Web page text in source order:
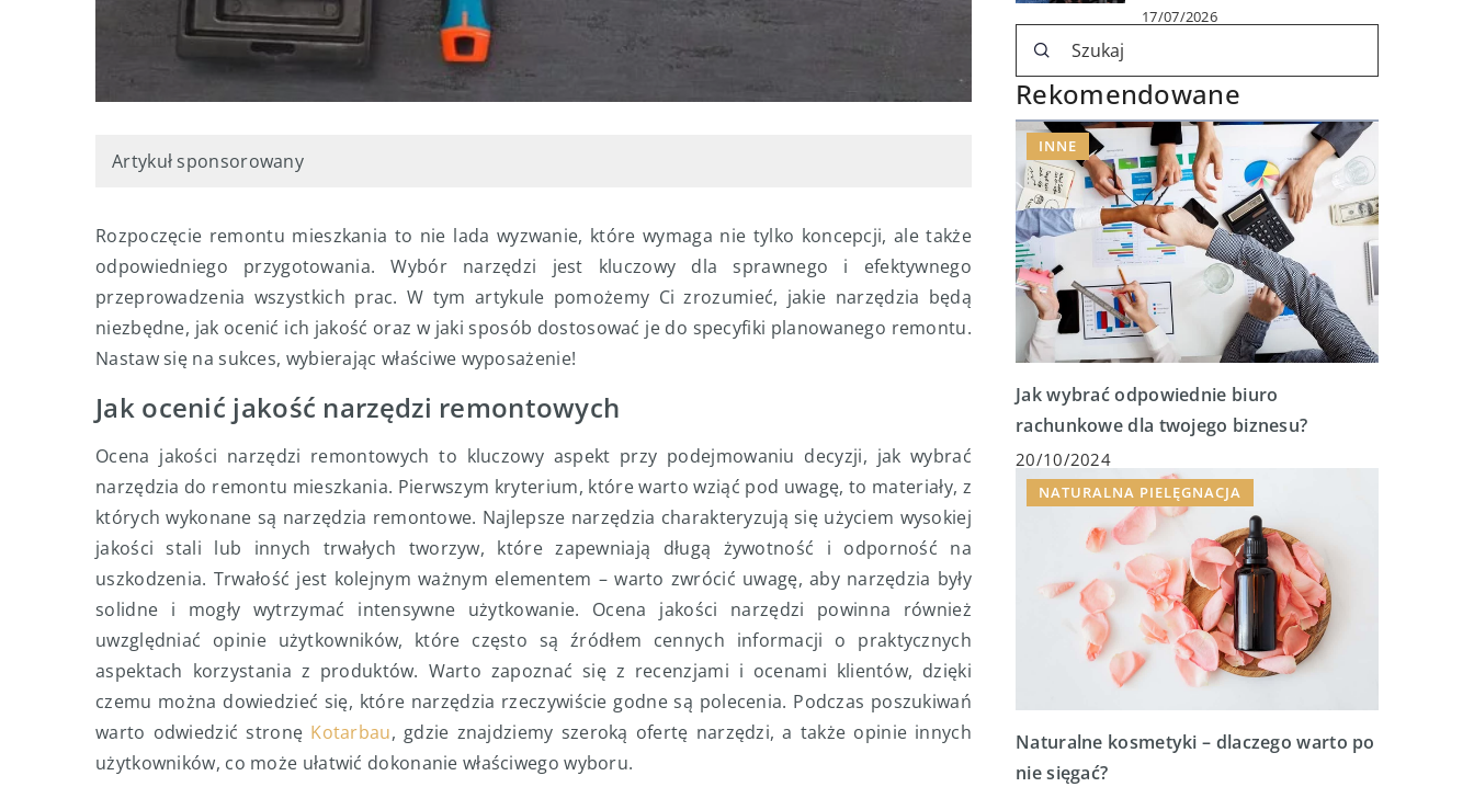
Artykuł sponsorowany
Rozpoczęcie remontu mieszkania to nie lada wyzwanie, które wymaga nie tylko koncepcji, ale także
odpowiedniego przygotowania. Wybór narzędzi jest kluczowy dla sprawnego i efektywnego
przeprowadzenia wszystkich prac. W tym artykule pomożemy Ci zrozumieć, jakie narzędzia będą
niezbędne, jak ocenić ich jakość oraz w jaki sposób dostosować je do specyfiki planowanego remontu.
Nastaw się na sukces, wybierając właściwe wyposażenie!
Jak ocenić jakość narzędzi remontowych
Ocena jakości narzędzi remontowych to kluczowy aspekt przy podejmowaniu decyzji, jak wybrać
narzędzia do remontu mieszkania. Pierwszym kryterium, które warto wziąć pod uwagę, to materiały, z
których wykonane są narzędzia remontowe. Najlepsze narzędzia charakteryzują się użyciem wysokiej
jakości stali lub innych trwałych tworzyw, które zapewniają długą żywotność i odporność na
uszkodzenia. Trwałość jest kolejnym ważnym elementem – warto zwrócić uwagę, aby narzędzia były
solidne i mogły wytrzymać intensywne użytkowanie. Ocena jakości narzędzi powinna również
uwzględniać opinie użytkowników, które często są źródłem cennych informacji o praktycznych
aspektach korzystania z produktów. Warto zapoznać się z recenzjami i ocenami klientów, dzięki
czemu można dowiedzieć się, które narzędzia rzeczywiście godne są polecenia. Podczas poszukiwań
warto odwiedzić stronę Kotarbau, gdzie znajdziemy szeroką ofertę narzędzi, a także opinie innych
użytkowników, co może ułatwić dokonanie właściwego wyboru.
17/07/2026
Rekomendowane
INNE
Jak wybrać odpowiednie biuro
rachunkowe dla twojego biznesu?
20/10/2024
NATURALNA PIELĘGNACJA
Naturalne kosmetyki – dlaczego warto po
nie sięgać?